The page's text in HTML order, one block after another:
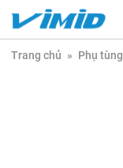
Trang chủ » Phụ tùng